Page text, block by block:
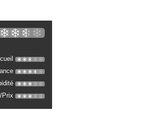
Prix